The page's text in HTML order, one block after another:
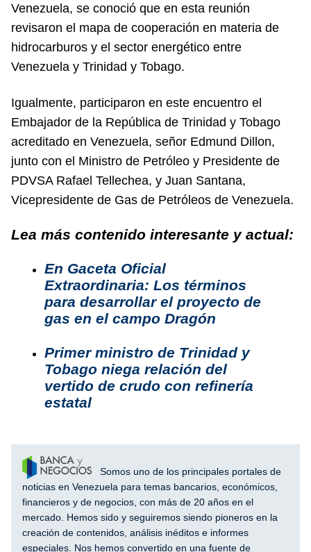
Venezuela, se conoció que en esta reunión
revisaron el mapa de cooperación en materia de
hidrocarburos y el sector energético entre
Venezuela y Trinidad y Tobago.
Igualmente, participaron en este encuentro el
Embajador de la República de Trinidad y Tobago
acreditado en Venezuela, señor Edmund Dillon,
junto con el Ministro de Petróleo y Presidente de
PDVSA Rafael Tellechea, y Juan Santana,
Vicepresidente de Gas de Petróleos de Venezuela.
Lea más contenido interesante y actual:
En Gaceta Oficial
Extraordinaria: Los términos
para desarrollar el proyecto de
gas en el campo Dragón
Primer ministro de Trinidad y
Tobago niega relación del
vertido de crudo con refinería
estatal
Somos uno de los principales portales de
noticias en Venezuela para temas bancarios, económicos,
financieros y de negocios, con más de 20 años en el
mercado. Hemos sido y seguiremos siendo pioneros en la
creación de contenidos, análisis inéditos e informes
especiales. Nos hemos convertido en una fuente de